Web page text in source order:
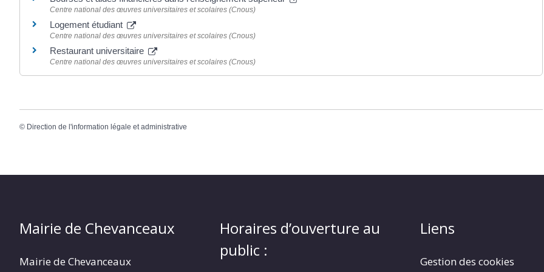
Centre national des œuvres universitaires et scolaires (Cnous)
Logement étudiant
Centre national des œuvres universitaires et scolaires (Cnous)
Restaurant universitaire
Centre national des œuvres universitaires et scolaires (Cnous)
© Direction de l'information légale et administrative
Mairie de Chevanceaux
Mairie de Chevanceaux
Horaires d’ouverture au
public :
Liens
Gestion des cookies